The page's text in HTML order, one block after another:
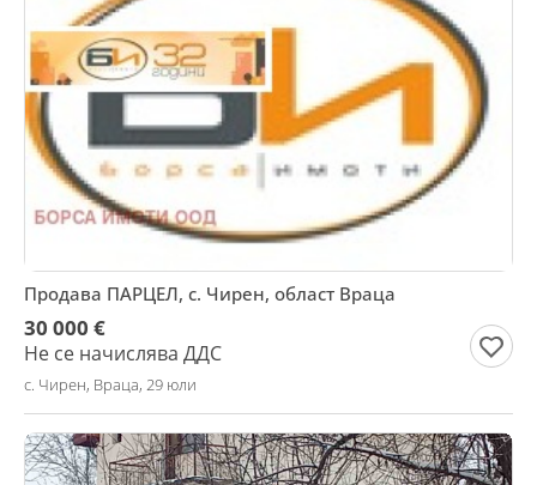
Продава ПАРЦЕЛ, с. Чирен, област Враца
30 000 €
Не се начислява ДДС
с. Чирен, Враца, 29 юли